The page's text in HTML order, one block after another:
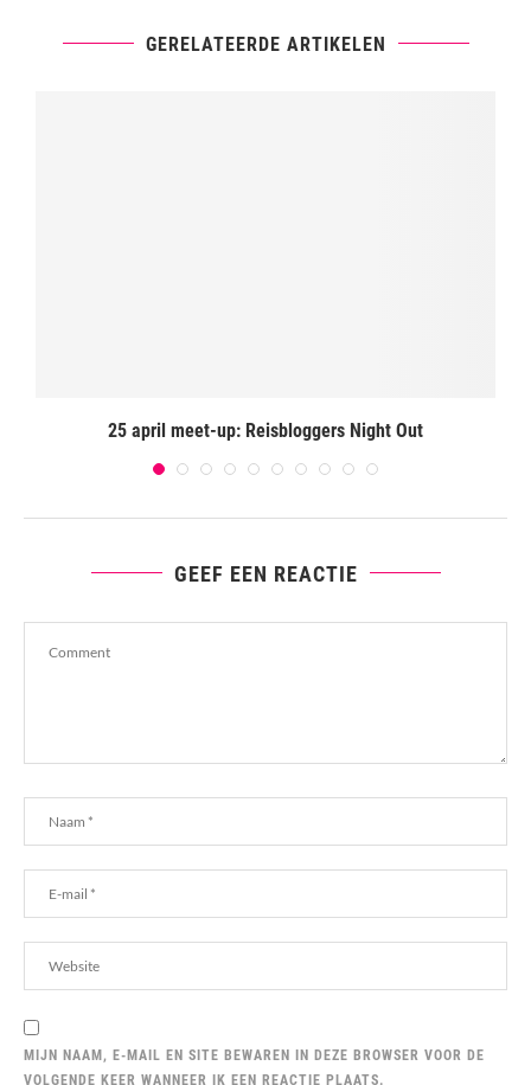
GERELATEERDE ARTIKELEN
25 april meet-up: Reisbloggers Night Out
GEEF EEN REACTIE
MIJN NAAM, E-MAIL EN SITE BEWAREN IN DEZE BROWSER VOOR DE
VOLGENDE KEER WANNEER IK EEN REACTIE PLAATS.